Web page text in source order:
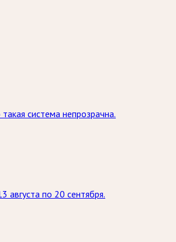
система непрозрачна.
по 20 сентября.